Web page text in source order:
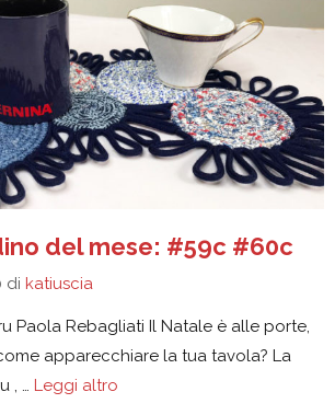
del mese: #59c #60c
di katiuscia
Paola Rebagliati Il Natale è alle porte,
apparecchiare la tua tavola? La
, … Leggi altro